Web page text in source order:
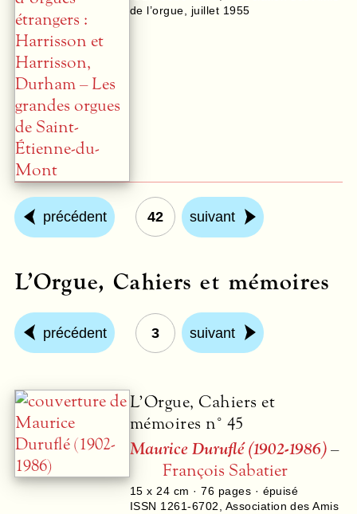
de l’orgue
juillet 1955
précédent 42 suivant
L’Orgue, Cahiers et mémoires
précédent 3 suivant
L’Orgue, Cahiers et
mémoires n° 45
Maurice Duruflé (1902-1986)–
François Sabatier
15 x 24 cm ·76 pages · épuisé
ISSN 1261-6702, Association des Amis